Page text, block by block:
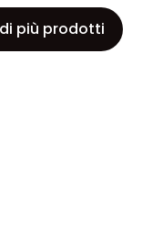
più prodotti